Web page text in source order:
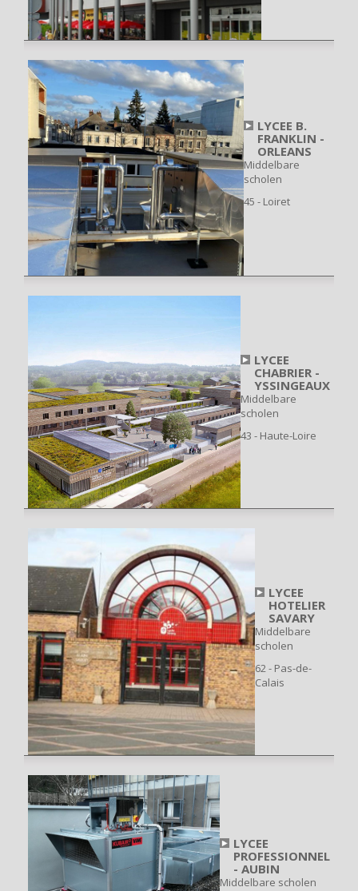
LYCEE B.
FRANKLIN -
ORLEANS
Middelbare
scholen
45 - Loiret
LYCEE
CHABRIER -
YSSINGEAUX
Middelbare
scholen
43 - Haute-Loire
LYCEE
HOTELIER
SAVARY
Middelbare
scholen
62 - Pas-de-
Calais
LYCEE
PROFESSIONNEL
- AUBIN
Middelbare scholen